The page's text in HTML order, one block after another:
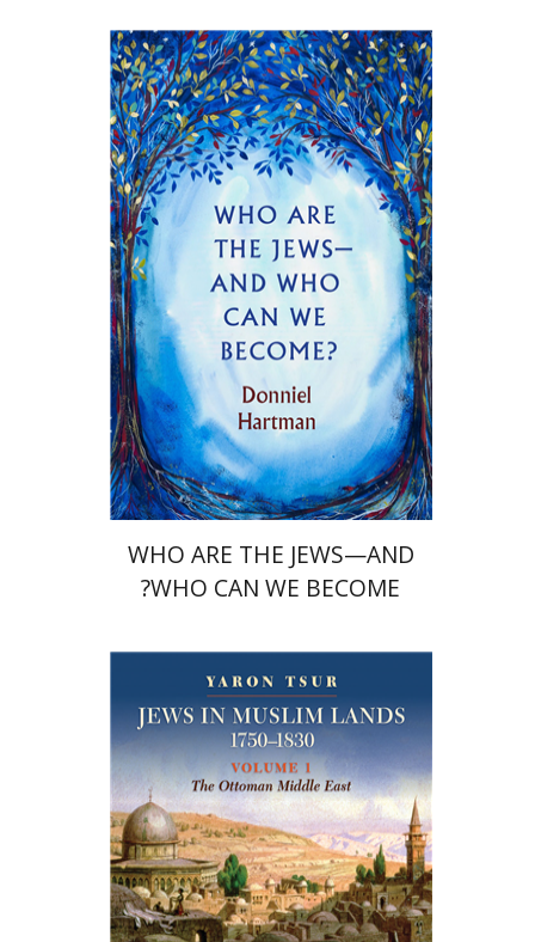
דניאל הרטמן
הנחת אתר ספר מודפס
$30
$27
WHO ARE THE JEWS—AND
WHO CAN WE BECOME?
ירון צור
אורסולה ווקוק